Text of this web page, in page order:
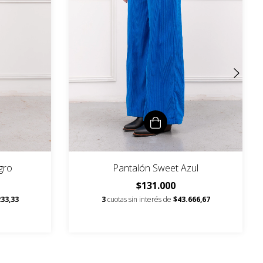
Pantalón Sweet Azul
$131.000
3 cuotas sin interés de $43.666,67